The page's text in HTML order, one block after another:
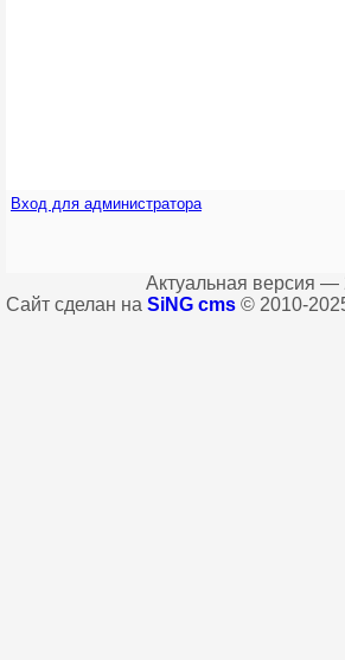
Вход для администратора
Актуальная версия —
Сайт сделан на SiNG cms © 2010-